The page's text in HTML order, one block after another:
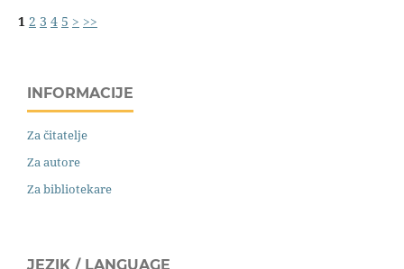
1 2 3 4 5 > >>
INFORMACIJE
Za čitatelje
Za autore
Za bibliotekare
JEZIK / LANGUAGE